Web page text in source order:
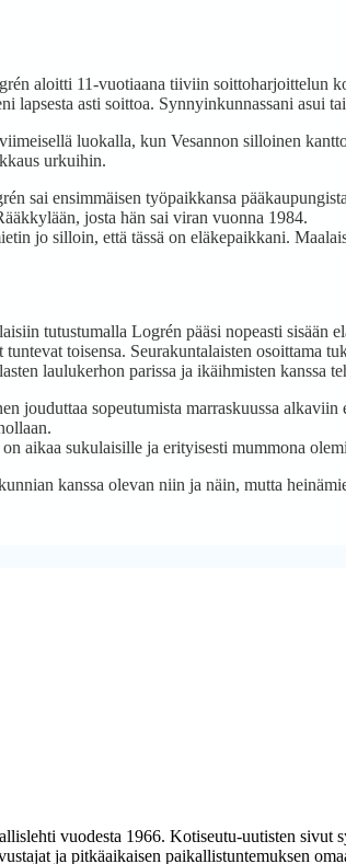
aloitti 11-vuotiaana tiiviin soittoharjoittelun
lapsesta asti soittoa. Synnyinkunnassani asui
luokalla, kun Vesannon silloinen
urkuihin.
sai ensimmäisen työpaikkansa
josta hän sai viran vuonna 1984.
jo silloin, että tässä on eläkepaikkani.
tutustumalla Logrén pääsi nopeasti sisään
tuntevat toisensa. Seurakuntalaisten osoittama
laulukerhon parissa ja ikäihmisten kanssa
jouduttaa sopeutumista marraskuussa
aikaa sukulaisille ja erityisesti mummona
kanssa olevan niin ja näin, mutta
vuodesta 1966. Kotiseutu-uutisten
ja pitkäaikaisen paikallistuntemuksen